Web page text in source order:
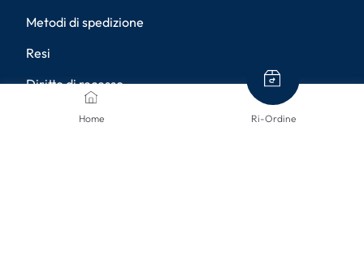
Home Ri-Ordine
Metodi di spedizione
Resi
Diritto di recesso
Accessibilità